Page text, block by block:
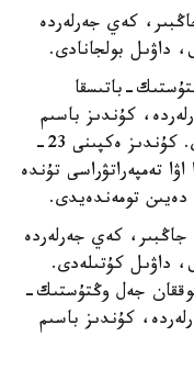
جاڭبىر، كەي جەرلەردە
داۋىل بولجانادى.
باتىسقا
جەرلەردە، كۇندىز باسىم
بولىگىندە ەكپىنى 15-20 م/س قۇرايدى. كۇندىز ەكپىنى 23-
28- ماۋسىمدا اۋا تەمپەراتۋراسى تۇندە
جاڭبىر، كەي جەرلەردە
داۋىل كۇتىلەدى.
جەل وڭتۇستىك-
كۇندىز باسىم